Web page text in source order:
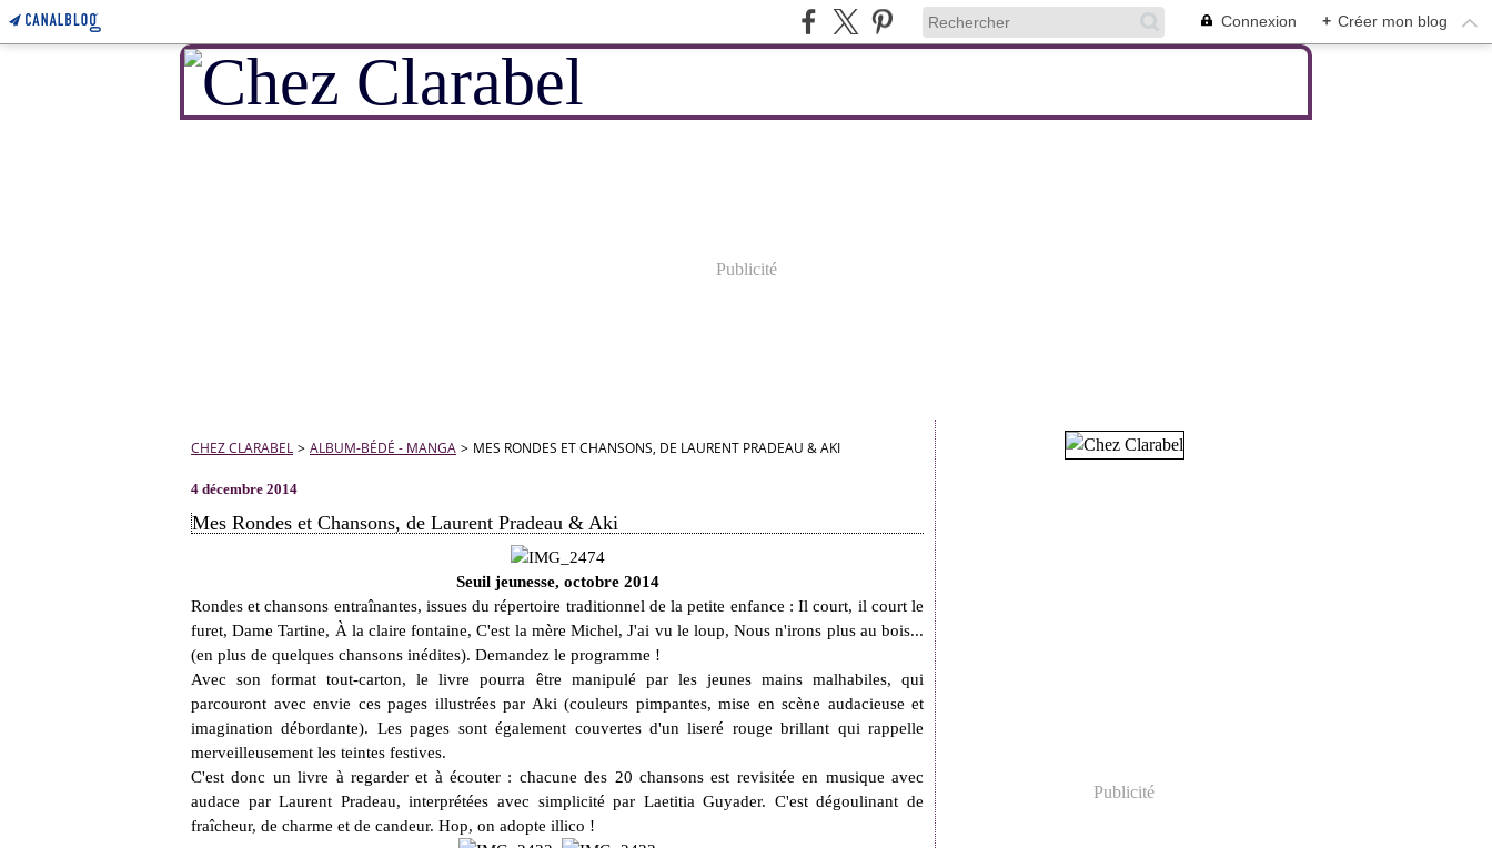
Connexion + Créer mon blog
Publicité
CHEZ CLARABEL > ALBUM-BÉDÉ - MANGA > MES RONDES ET CHANSONS, DE LAURENT PRADEAU & AKI
4 décembre 2014
Mes Rondes et Chansons, de Laurent Pradeau & Aki
Seuil jeunesse, octobre 2014
Rondes et chansons entraînantes, issues du répertoire traditionnel de la petite enfance : Il court, il court le
furet, Dame Tartine, À la claire fontaine, C'est la mère Michel, J'ai vu le loup, Nous n'irons plus au bois...
(en plus de quelques chansons inédites). Demandez le programme !
Avec son format tout-carton, le livre pourra être manipulé par les jeunes mains malhabiles, qui
parcouront avec envie ces pages illustrées par Aki (couleurs pimpantes, mise en scène audacieuse et
imagination débordante). Les pages sont également couvertes d'un liseré rouge brillant qui rappelle
merveilleusement les teintes festives.
C'est donc un livre à regarder et à écouter : chacune des 20 chansons est revisitée en musique avec
audace par Laurent Pradeau, interprétées avec simplicité par Laetitia Guyader. C'est dégoulinant de
fraîcheur, de charme et de candeur. Hop, on adopte illico !
Publicité